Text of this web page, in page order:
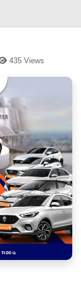
435 Views